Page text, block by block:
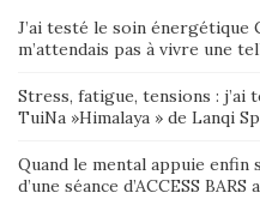
J’ai testé le soin
m’attendais pas à vivre une
Stress, fatigue, tensions : j’ai
TuiNa »Himalaya » de Lanqi
Quand le mental appuie enfin
d’une séance d’ACCESS